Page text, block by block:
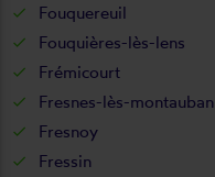
Fouquereuil
Fouquières-lès-lens
Frémicourt
Fresnes-lès-montauban
Fresnoy
Fressin